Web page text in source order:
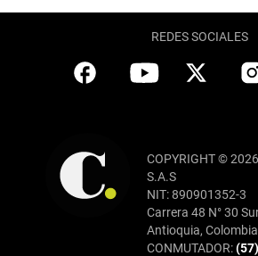
REDES SOCIALES
COPYRIGHT ©
S.A.S
NIT: 890901352-3
Carrera 48 N° 30
Antioquia,
CONMUTADOR: